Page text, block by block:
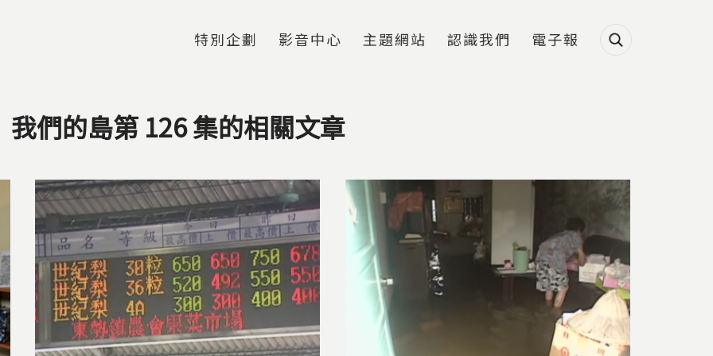
特別企劃 影音中心 主題網站 認識我們 電子報
我們的島第 126 集的相關文章